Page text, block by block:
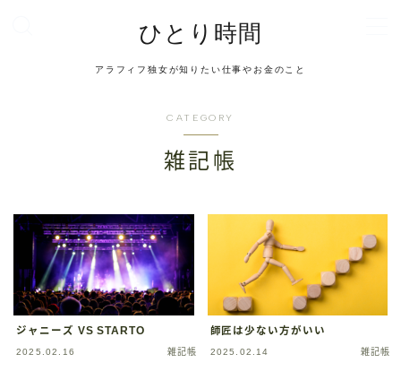
ひとり時間
アラフィフ独女が知りたい仕事やお金のこと
デモプリセット記事 #6
デモプリセット記事 #8
デモプリセット記事 Part04
デモプリセット記事 Part06
トップページ
プライバシーポリシー
利用規約／特定商取引法に基づく表記
有料記事の決済完了ページ
管理人プロフィール
CATEGORY
雑記帳
ジャニーズ VS STARTO
2025.02.16 雑記帳
師匠は少ない方がいい
2025.02.14 雑記帳